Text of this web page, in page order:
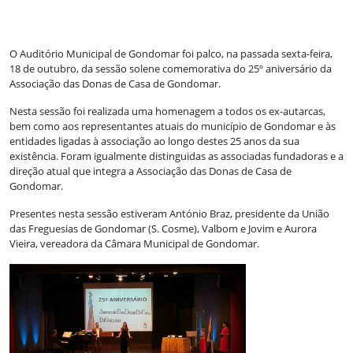
O Auditório Municipal de Gondomar foi palco, na passada sexta-feira,
18 de outubro, da sessão solene comemorativa do 25º aniversário da
Associação das Donas de Casa de Gondomar.
Nesta sessão foi realizada uma homenagem a todos os ex-autarcas,
bem como aos representantes atuais do município de Gondomar e às
entidades ligadas à associação ao longo destes 25 anos da sua
existência. Foram igualmente distinguidas as associadas fundadoras e a
direção atual que integra a Associação das Donas de Casa de
Gondomar.
Presentes nesta sessão estiveram António Braz, presidente da União
das Freguesias de Gondomar (S. Cosme), Valbom e Jovim e Aurora
Vieira, vereadora da Câmara Municipal de Gondomar.